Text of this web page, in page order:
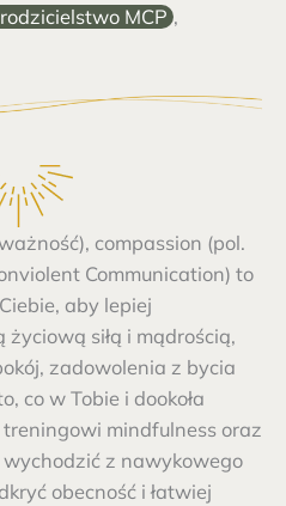
MCP ,
compassion (pol.
Communication) to
aby lepiej
siłą i mądrością,
zadowolenia z bycia
co w Tobie i dookoła
mindfulness oraz
wychodzić z nawykowego
obecność i łatwiej